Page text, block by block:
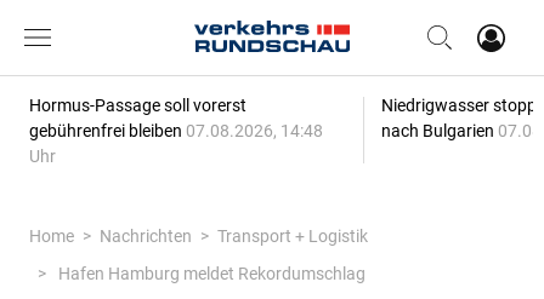
Hormus-Passage soll vorerst
gebührenfrei bleiben 07.08.2026, 14:48
Uhr
Niedrigwasser
nach Bulgarien
Home Nachrichten
Transport + Logistik
Hafen Hamburg meldet Rekordumschlag